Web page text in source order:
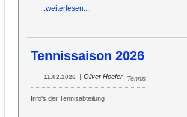
...weiterlesen...
Tennissaison 2026
11.02.2026 Oliver Hoefer Tennis
Info's der Tennisabteilung